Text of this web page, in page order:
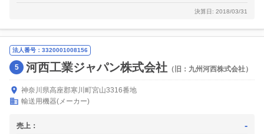
決算日: 2018/03/31
法人番号：3320001008156
5 河西工業ジャパン株式会社 （旧：九州河西株式会社）
神奈川県高座郡寒川町宮山3316番地
輸送用機器(メーカー)
売上： -